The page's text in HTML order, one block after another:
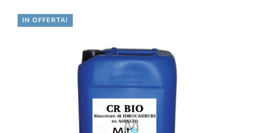
IN OFFERTA!